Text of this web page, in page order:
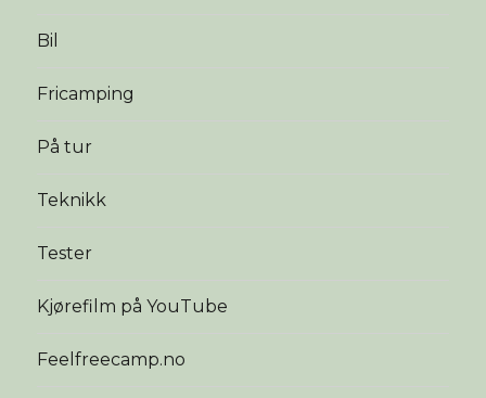
Bil
Fricamping
På tur
Teknikk
Tester
Kjørefilm på YouTube
Feelfreecamp.no